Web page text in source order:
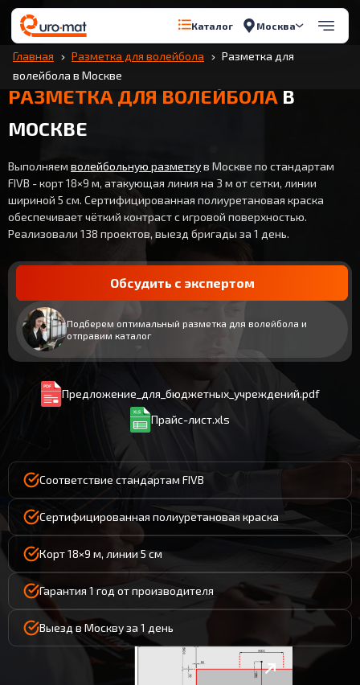
Каталог Москва
Главная Разметка для волейбола
Разметка для
волейбола в Москве
РАЗМЕТКА ДЛЯ ВОЛЕЙБОЛА В
МОСКВЕ
Выполняем волейбольную разметкув Москве по стандартам
FIVB - корт 18×9 м, атакующая линия на 3 м от сетки, линии
шириной 5 см. Сертифицированная полиуретановая краска
обеспечивает чёткий контраст с игровой поверхностью.
Реализовали 138 проектов, выезд бригады за 1 день.
Обсудить с экспертом
Подберем оптимальный разметка для волейбола и
отправим каталог
Предложение_для_бюджетных_учреждений.pdf
Прайс-лист.xls
Соответствие стандартам FIVB
Сертифицированная полиуретановая краска
Корт 18×9 м, линии 5 см
Гарантия 1 год от производителя
Выезд в Москву за 1 день